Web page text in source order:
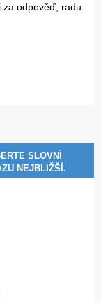
za odpověď, radu.
SLOVNÍ
NEJBLIŽŠÍ.